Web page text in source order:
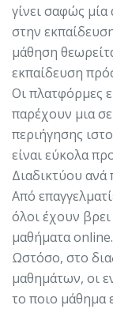
γίνει σαφώς μία
στην
μάθηση
εκπαίδευση
Οι πλατφόρμες
παρέχουν μια
περιήγησης
είναι εύκολα
Διαδικτύου ανά
Από
όλοι έχουν
μαθήματα online.
Ωστόσο, στο
μαθημάτων, οι
το ποιο μάθημα